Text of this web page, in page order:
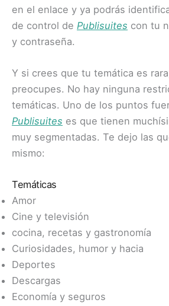
en el enlace y ya podrás
de control de Publisuites con tu
y contraseña.
Y si crees que tu temática es
preocupes. No hay ninguna
temáticas. Uno de los puntos
Publisuites es que tienen
muy segmentadas. Te dejo las
mismo:
Temáticas
Amor
Cine y televisión
cocina, recetas y gastronomía
Curiosidades, humor y hacia
Deportes
Descargas
Economía y seguros